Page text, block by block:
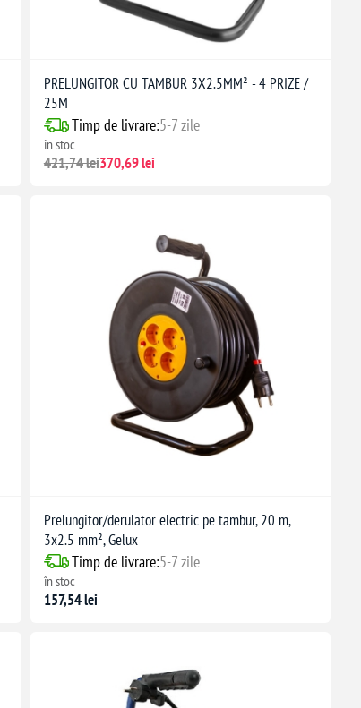
PRELUNGITOR CU TAMBUR 3X2.5MM² - 4 PRIZE /
25M
Timp de livrare:5-7 zile
în stoc
421,74 lei370,69 lei
Prelungitor/derulator electric pe tambur, 20 m,
3x2.5 mm², Gelux
Timp de livrare:5-7 zile
în stoc
157,54 lei